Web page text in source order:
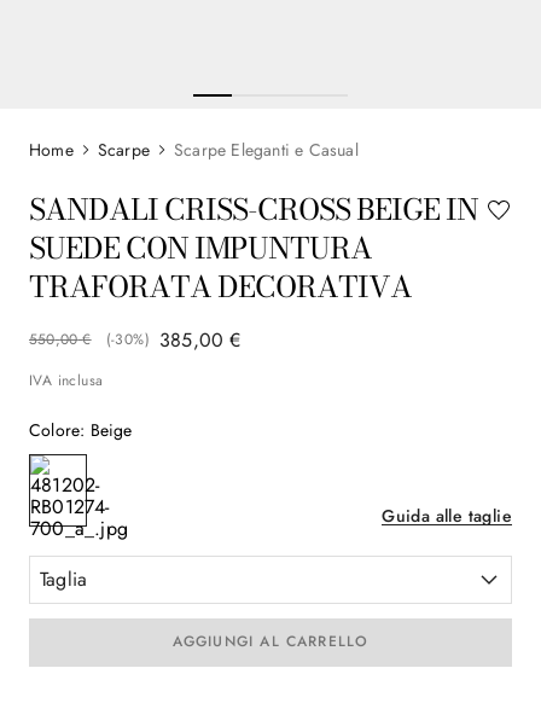
Scarpe Scarpe Eleganti e Casual
SANDALI CRISS-CROSS BEIGE IN
SUEDE CON IMPUNTURA
TRAFORATA DECORATIVA
550,00 € (-30%) 385,00 €
IVA inclusa
Colore: Beige
Guida alle taglie
Taglia
AGGIUNGI AL CARRELLO